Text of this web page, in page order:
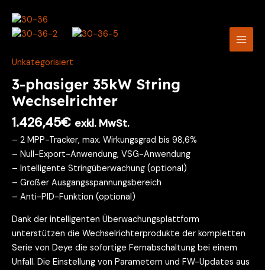
Inhalt
springen
Unkategorisiert
3-phasiger 35kW String
Wechselrichter
1.426,45€ exkl. MwSt.
– 2 MPP-Tracker, max. Wirkungsgrad bis 98,6%
– Null-Export-Anwendung, VSG-Anwendung
– Intelligente Stringüberwachung (optional)
– Großer Ausgangsspannungsbereich
– Anti-PID-Funktion (optional)
Dank der intelligenten Überwachungsplattform
unterstützen die Wechselrichterprodukte der kompletten
Serie von Deye die sofortige Fernabschaltung bei einem
Unfall. Die Einstellung von Parametern und FW-Updates aus